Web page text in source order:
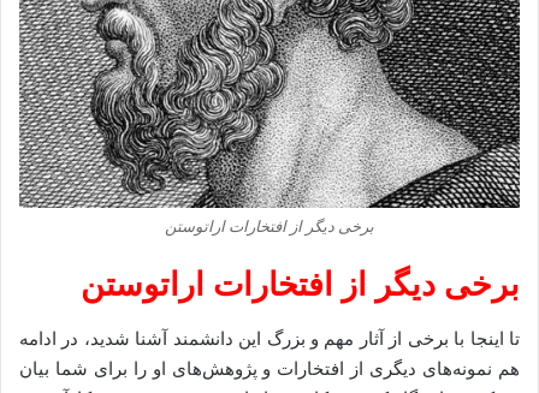
برخی دیگر از افتخارات اراتوستن
برخی دیگر از افتخارات اراتوستن
تا اینجا با برخی از آثار مهم و بزرگ این دانشمند آشنا شدید، در ادامه
هم نمونه‌های دیگری از افتخارات و پژوهش‌های او را برای شما بیان